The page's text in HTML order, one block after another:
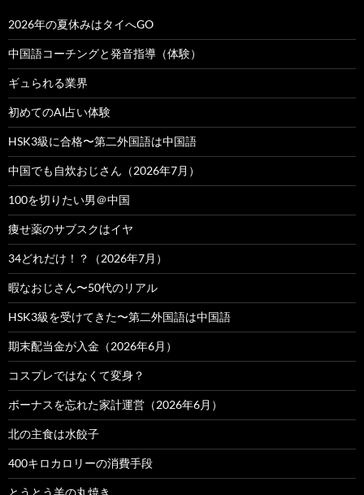
2026年の夏休みはタイへGO
中国語コーチングと発音指導（体験）
ギュられる業界
初めてのAI占い体験
HSK3級に合格〜第二外国語は中国語
中国でも自炊おじさん（2026年7月）
100を切りたい男＠中国
痩せ薬のサブスクはイヤ
34どれだけ！？（2026年7月）
暇なおじさん〜50代のリアル
HSK3級を受けてきた〜第二外国語は中国語
期末配当金が入金（2026年6月）
コスプレではなくて変身？
ボーナスを忘れた家計運営（2026年6月）
北の主食は水餃子
400キロカロリーの消費手段